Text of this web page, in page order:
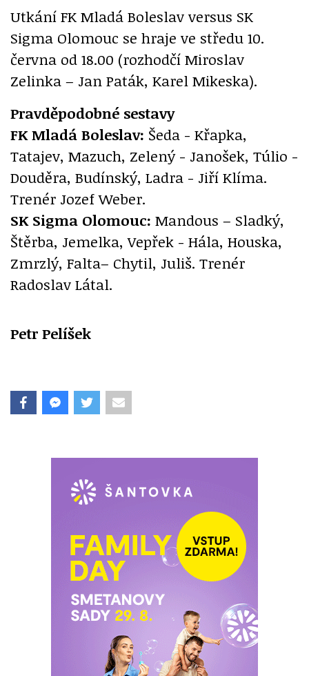
Utkání FK Mladá Boleslav versus SK
Sigma Olomouc se hraje ve středu 10.
června od 18.00 (rozhodčí Miroslav
Zelinka – Jan Paták, Karel Mikeska).
Pravděpodobné sestavy
FK Mladá Boleslav: Šeda - Křapka,
Tatajev, Mazuch, Zelený - Janošek, Túlio -
Douděra, Budínský, Ladra - Jiří Klíma.
Trenér Jozef Weber.
SK Sigma Olomouc: Mandous – Sladký,
Štěrba, Jemelka, Vepřek - Hála, Houska,
Zmrzlý, Falta– Chytil, Juliš. Trenér
Radoslav Látal.
Petr Pelíšek